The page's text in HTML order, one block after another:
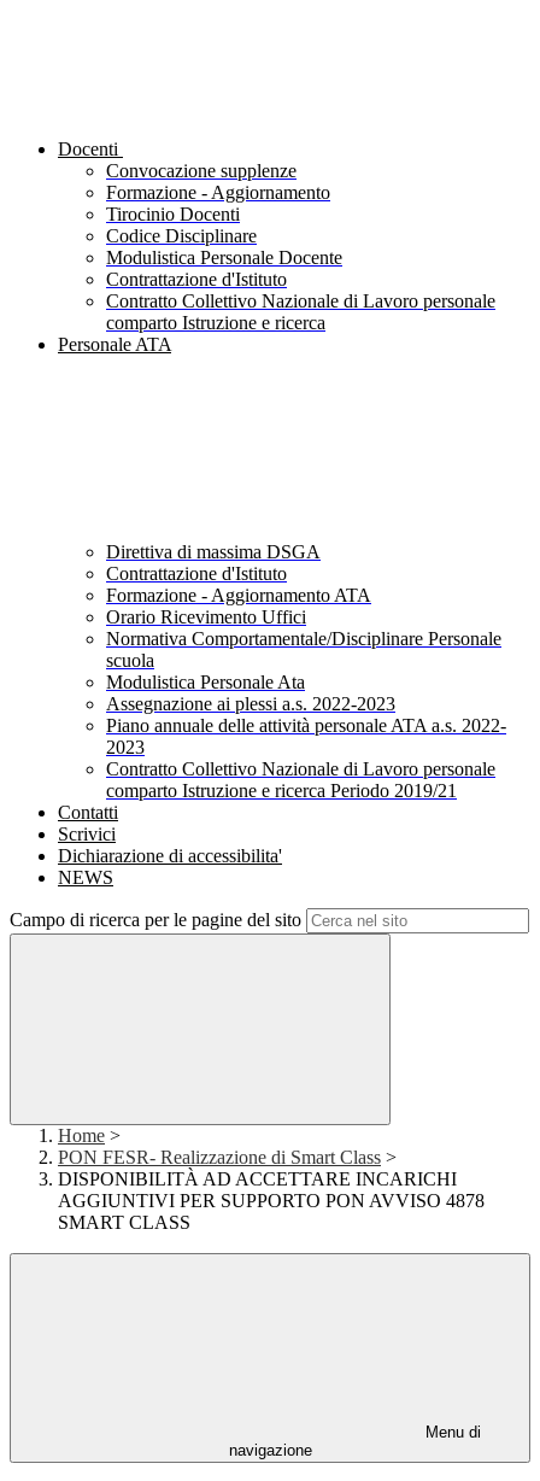
Docenti
Convocazione supplenze
Formazione - Aggiornamento
Tirocinio Docenti
Codice Disciplinare
Modulistica Personale Docente
Contrattazione d'Istituto
Contratto Collettivo Nazionale di Lavoro personale
comparto Istruzione e ricerca
Personale ATA
Direttiva di massima DSGA
Contrattazione d'Istituto
Formazione - Aggiornamento ATA
Orario Ricevimento Uffici
Normativa Comportamentale/Disciplinare Personale
scuola
Modulistica Personale Ata
Assegnazione ai plessi a.s. 2022-2023
Piano annuale delle attività personale ATA a.s. 2022-
2023
Contratto Collettivo Nazionale di Lavoro personale
comparto Istruzione e ricerca Periodo 2019/21
Contatti
Scrivici
Dichiarazione di accessibilita'
NEWS
Campo di ricerca per le pagine del sito
Home >
PON FESR- Realizzazione di Smart Class >
DISPONIBILITÀ AD ACCETTARE INCARICHI
AGGIUNTIVI PER SUPPORTO PON AVVISO 4878
SMART CLASS
Menu di
navigazione